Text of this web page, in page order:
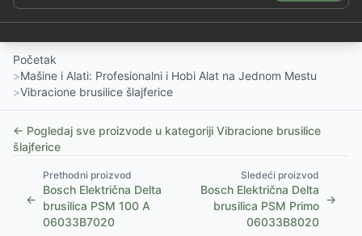
Početak
>Mašine i Alati: Profesionalni i Hobi Alat na Jednom Mestu
>Vibracione brusilice šlajferice
← Pogledaj sve proizvode u kategoriji Vibracione brusilice
šlajferice
←
Prethodni proizvod
Bosch Električna Delta
brusilica PSM 100 A
06033B7020
Sledeći proizvod
Bosch Električna Delta
brusilica PSM Primo
06033B8020
→